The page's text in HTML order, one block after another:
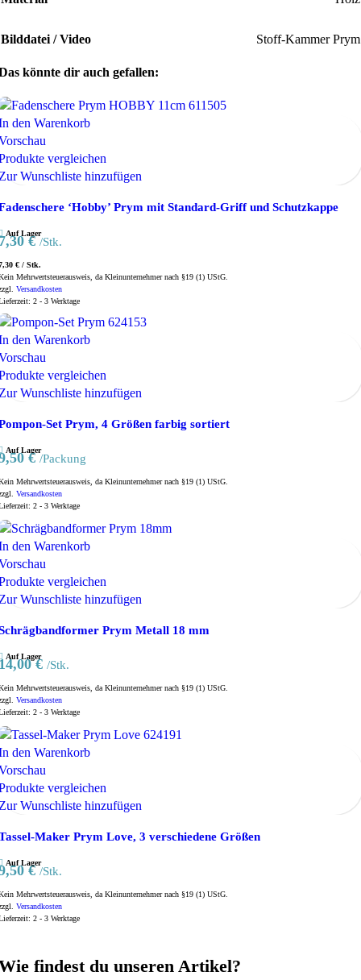
Bilddatei / Video Stoff-Kammer Prym
könnte dir auch gefallen:
den Warenkorb
vergleichen
Wunschliste hinzufügen
‘Hobby’ Prym mit Standard-Griff und Schutzkappe
Auf Lager
€ /Stk.
€ / Stk.
Mehrwertsteuerausweis, da Kleinunternehmer nach §19 (1) UStG.
Versandkosten
2 - 3 Werktage
den Warenkorb
vergleichen
Wunschliste hinzufügen
Set Prym, 4 Größen farbig sortiert
Auf Lager
€ /Packung
Mehrwertsteuerausweis, da Kleinunternehmer nach §19 (1) UStG.
Versandkosten
2 - 3 Werktage
den Warenkorb
vergleichen
Wunschliste hinzufügen
Prym Metall 18 mm
Auf Lager
€ /Stk.
Mehrwertsteuerausweis, da Kleinunternehmer nach §19 (1) UStG.
Versandkosten
2 - 3 Werktage
den Warenkorb
vergleichen
Wunschliste hinzufügen
Maker Prym Love, 3 verschiedene Größen
Auf Lager
€ /Stk.
Mehrwertsteuerausweis, da Kleinunternehmer nach §19 (1) UStG.
Versandkosten
2 - 3 Werktage
findest du unseren Artikel?